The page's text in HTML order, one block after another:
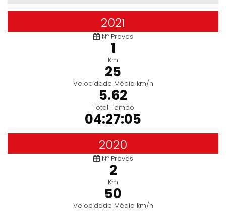
2021
Nº Provas
1
Km
25
Velocidade Média km/h
5.62
Total Tempo
04:27:05
2020
Nº Provas
2
Km
50
Velocidade Média km/h